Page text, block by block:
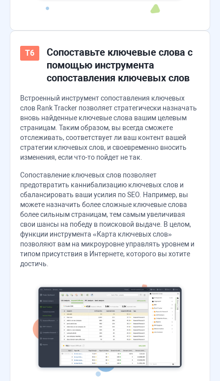
Сопоставьте ключевые слова с
помощью инструмента
сопоставления ключевых слов
Встроенный инструмент сопоставления ключевых
слов Rank Tracker позволяет стратегически назначать
вновь найденные ключевые слова вашим целевым
страницам. Таким образом, вы всегда сможете
отслеживать, соответствует ли ваш контент вашей
стратегии ключевых слов, и своевременно вносить
изменения, если что-то пойдет не так.
Сопоставление ключевых слов позволяет
предотвратить каннибализацию ключевых слов и
сбалансировать ваши усилия по SEO. Например, вы
можете назначить более сложные ключевые слова
более сильным страницам, тем самым увеличивая
свои шансы на победу в поисковой выдаче. В целом,
функции инструмента «Карта ключевых слов»
позволяют вам на микроуровне управлять уровнем и
типом присутствия в Интернете, которого вы хотите
достичь.